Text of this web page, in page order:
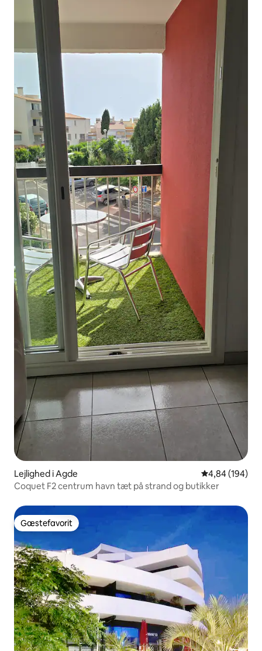
Lejlighed i Agde 4,84 ud af 5 i
4,84 (194)
Coquet F2 centrum havn tæt på strand og butikker
Gæstefavorit
Gæstefavorit